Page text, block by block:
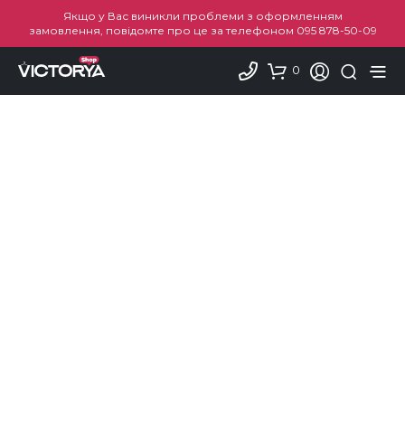
Якщо у Вас виникли проблеми з оформленням
замовлення, повідомте про це за телефоном 095 878-50-09
0